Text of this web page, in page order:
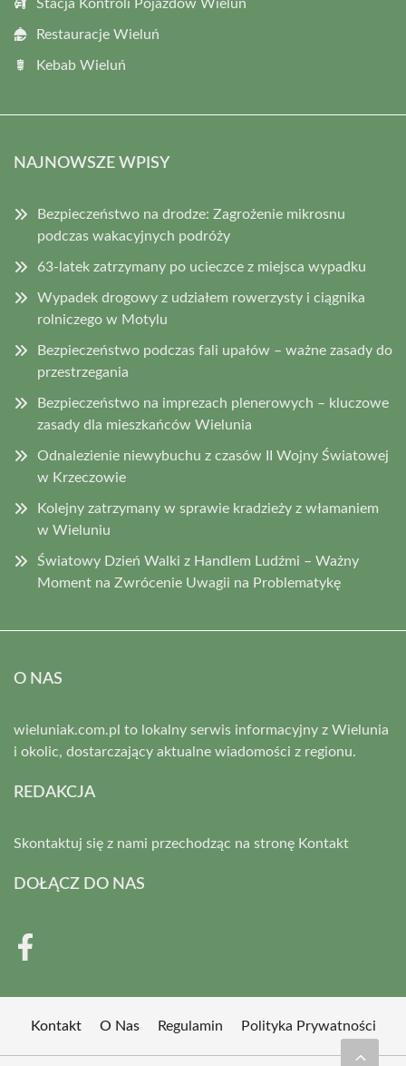
Stacja Kontroli Pojazdów Wieluń
Restauracje Wieluń
Kebab Wieluń
NAJNOWSZE WPISY
Bezpieczeństwo na drodze: Zagrożenie mikrosnu
podczas wakacyjnych podróży
63-latek zatrzymany po ucieczce z miejsca wypadku
Wypadek drogowy z udziałem rowerzysty i ciągnika
rolniczego w Motylu
Bezpieczeństwo podczas fali upałów – ważne zasady do
przestrzegania
Bezpieczeństwo na imprezach plenerowych – kluczowe
zasady dla mieszkańców Wielunia
Odnalezienie niewybuchu z czasów II Wojny Światowej
w Krzeczowie
Kolejny zatrzymany w sprawie kradzieży z włamaniem
w Wieluniu
Światowy Dzień Walki z Handlem Ludźmi – Ważny
Moment na Zwrócenie Uwagii na Problematykę
O NAS
wieluniak.com.pl to lokalny serwis informacyjny z Wielunia
i okolic, dostarczający aktualne wiadomości z regionu.
REDAKCJA
Skontaktuj się z nami przechodząc na stronę Kontakt
DOŁĄCZ DO NAS
Kontakt O Nas Regulamin Polityka Prywatności